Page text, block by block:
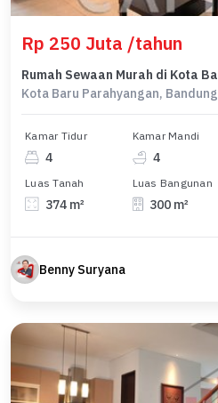
Rp 250 Juta /tahun
Kota Baru Parahyangan, Bandung
Kamar Tidur
4
Kamar Mandi
4
Luas Tanah
374 m²
Luas Bangunan
300 m²
Benny Suryana